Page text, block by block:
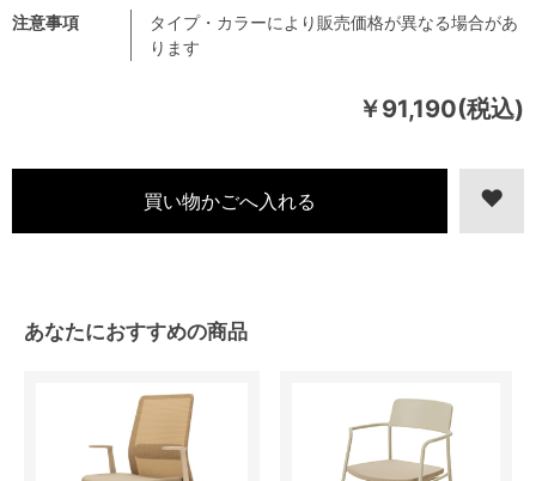
￥91,190(税込)
注意事項
タイプ・カラーにより販売価格が異なる場合があ
ります
あなたにおすすめの商品